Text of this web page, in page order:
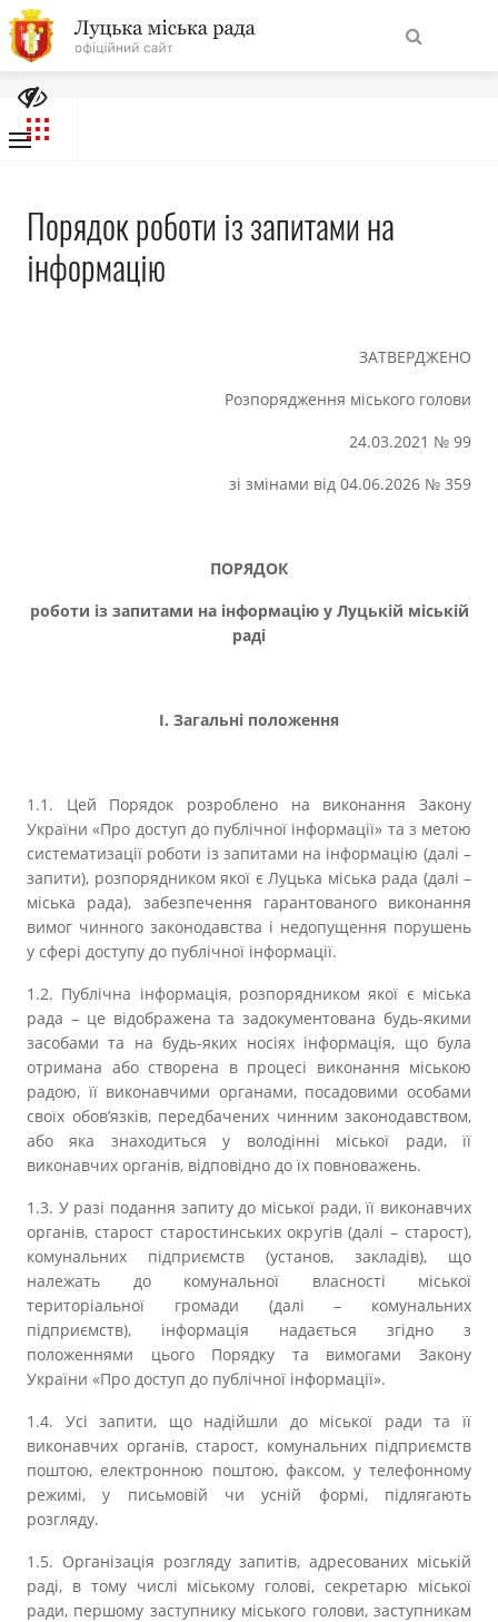
На
головну
сайту
Про місто
Бюджет
Документи
Подати запит
Порядок роботи із запитами на інформацію
Звіти про надходження запитів
Система обліку публічної інформації
Порядок роботи із запитами на
інформацію
ЗАТВЕРДЖЕНО
Розпорядження міського голови
24.03.2021 № 99
зі змінами від 04.06.2026 № 359
ПОРЯДОК
роботи із запитами на інформацію у Луцькій міській
раді
І. Загальні положення
1.1. Цей Порядок розроблено на виконання Закону
України «Про доступ до публічної інформації» та з метою
систематизації роботи із запитами на інформацію (далі –
запити), розпорядником якої є Луцька міська рада (далі –
міська рада), забезпечення гарантованого виконання
вимог чинного законодавства і недопущення порушень
у сфері доступу до публічної інформації.
1.2. Публічна інформація, розпорядником якої є міська
рада – це відображена та задокументована будь-якими
засобами та на будь-яких носіях інформація, що була
отримана або створена в процесі виконання міською
радою, її виконавчими органами, посадовими особами
своїх обов’язків, передбачених чинним законодавством,
або яка знаходиться у володінні міської ради, її
виконавчих органів, відповідно до їх повноважень.
1.3. У разі подання запиту до міської ради, її виконавчих
органів, старост старостинських округів (далі – старост),
комунальних підприємств (установ, закладів), що
належать до комунальної власності міської
територіальної громади (далі – комунальних
підприємств), інформація надається згідно з
положеннями цього Порядку та вимогами Закону
України «Про доступ до публічної інформації».
1.4. Усі запити, що надійшли до міської ради та її
виконавчих органів, старост, комунальних підприємств
поштою, електронною поштою, факсом, у телефонному
режимі, у письмовій чи усній формі, підлягають
розгляду.
1.5. Організація розгляду запитів, адресованих міській
раді, в тому числі міському голові, секретарю міської
ради, першому заступнику міського голови, заступникам